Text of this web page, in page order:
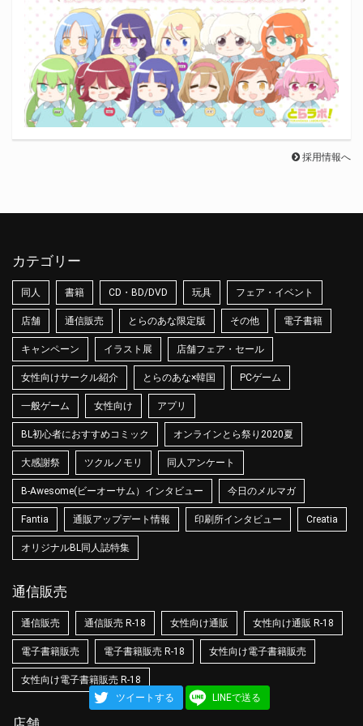
採用情報へ
ツイートする LINEで送る
カテゴリー
同人 書籍 CD・BD/DVD 玩具 フェア・イベント
店舗 通信販売 とらのあな限定版 その他 電子書籍
キャンペーン イラスト展 店舗フェア・セール
女性向けサークル紹介 とらのあな×韓国 PCゲーム
一般ゲーム 女性向け アプリ
BL初心者におすすめコミック オンラインとら祭り2020夏
大感謝祭 ツクルノモリ 同人アンケート
B-Awesome(ビーオーサム）インタビュー 今日のメルマガ
Fantia 通販アップデート情報 印刷所インタビュー Creatia
オリジナルBL同人誌特集
通信販売
通信販売 通信販売 R-18 女性向け通販 女性向け通販 R-18
電子書籍販売 電子書籍販売 R-18 女性向け電子書籍販売
女性向け電子書籍販売 R-18